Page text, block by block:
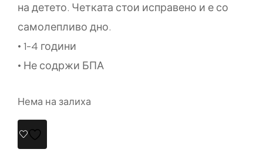
на детето. Четката стои исправено и е со
самолепливо дно.
• 1-4 години
• Не содржи БПА
Нема на залиха